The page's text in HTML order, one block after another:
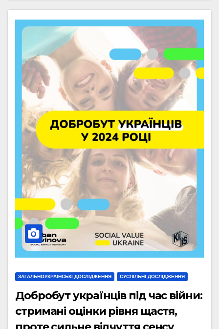
ЗАГАЛЬНОУКРАЇНСЬКІ ДОСЛІДЖЕННЯ СУСПІЛЬНІ ДОСЛІДЖЕННЯ
Добробут українців під час війни:
стримані оцінки рівня щастя,